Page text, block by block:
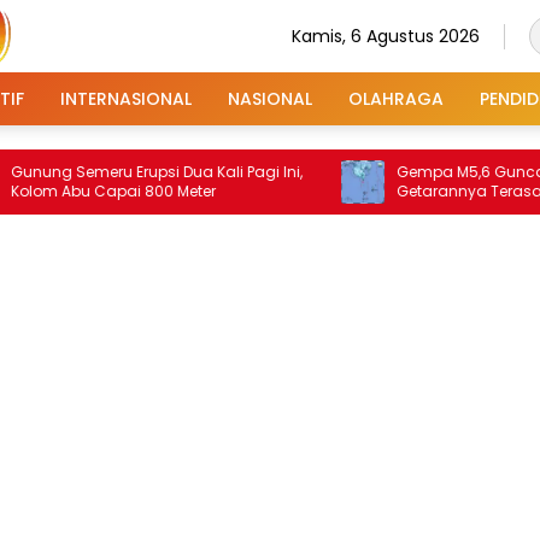
Kamis, 6 Agustus 2026
INTERNASIONAL NASIONAL OLAHRAGA
Erupsi Dua Kali Pagi Ini,
Capai 800 Meter
Gempa M5,6 Guncang
Getarannya Terasa di
Talaud